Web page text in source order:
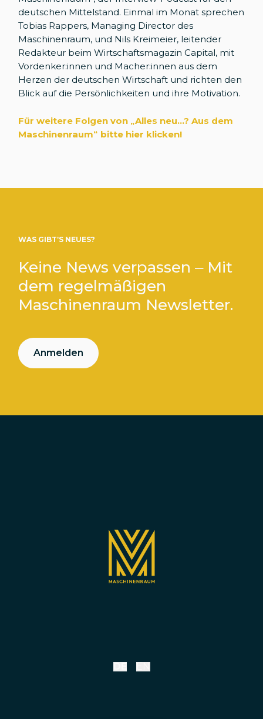
deutschen Mittelstand. Einmal im Monat sprechen
Tobias Rappers, Managing Director des
Maschinenraum, und Nils Kreimeier, leitender
Redakteur beim Wirtschaftsmagazin Capital, mit
Vordenker:innen und Macher:innen aus dem
Herzen der deutschen Wirtschaft und richten den
Blick auf die Persönlichkeiten und ihre Motivation.
Für weitere Folgen von „Alles neu...? Aus dem
Maschinenraum“ bitte hier klicken!
WAS GIBT’S NEUES?
Keine News verpassen – Mit
dem regelmäßigen
Maschinenraum Newsletter.
Anmelden